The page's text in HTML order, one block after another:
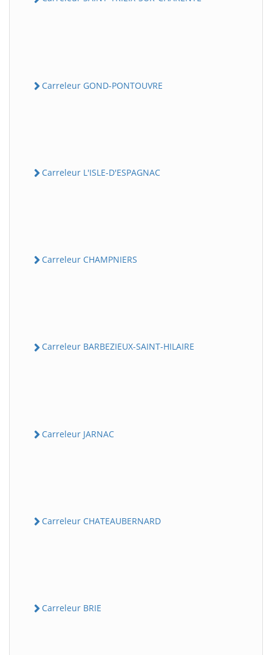
Carreleur GOND-PONTOUVRE
Carreleur L'ISLE-D'ESPAGNAC
Carreleur CHAMPNIERS
Carreleur BARBEZIEUX-SAINT-HILAIRE
Carreleur JARNAC
Carreleur CHATEAUBERNARD
Carreleur BRIE